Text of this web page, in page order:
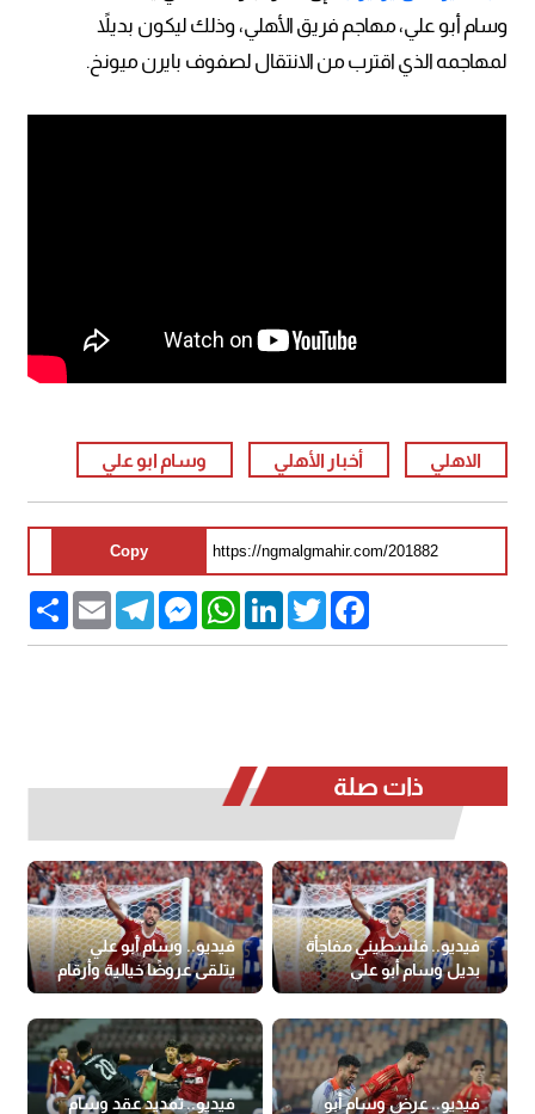
وسام أبو علي، مهاجم فريق الأهلي، وذلك ليكون بديلاً
لمهاجمه الذي اقترب من الانتقال لصفوف بايرن ميونخ.
الاهلي أخبار الأهلي وسام ابو علي
Copy
Share Email
TelegramMessengerWhatsAppLinkedInTwitter
Facebook
ذات صلة
فيديو.. فلسطيني مفاجأة
بديل وسام أبو علي
فيديو.. وسام أبو علي
يتلقى عروضًا خيالية وأرقام
تاريخية
فيديو.. عرض وسام أبو
فيديو.. تمديد عقد وسام